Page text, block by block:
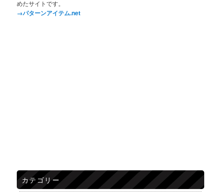
めたサイトです。
→パターンアイテム.net
カテゴリー